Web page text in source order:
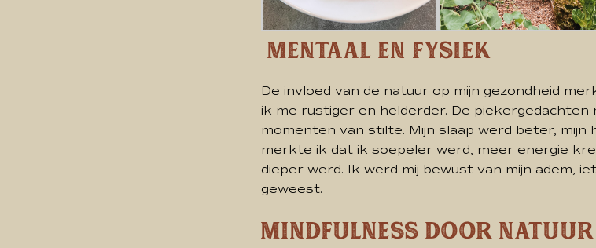
Mentaal en Fysiek
De invloed van de natuur op mijn gezondheid
ik me rustiger en helderder. De
momenten van stilte. Mijn slaap werd beter, mijn
merkte ik dat ik soepeler werd, meer energie
dieper werd. Ik werd mij bewust van mijn adem,
geweest.
Mindfulness door Natuur